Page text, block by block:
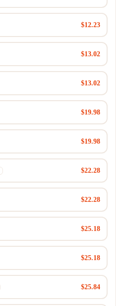
$12.23
$13.02
$13.02
$19.98
$19.98
$22.28
$22.28
$25.18
$25.18
$25.84